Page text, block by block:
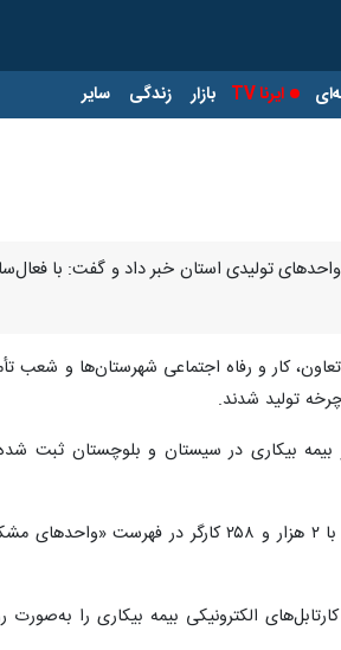
ایرنا TV بازار زندگی سایر
تعاون، کار و رفاه اجتماعی سیستان و بلوچستان از بازگشت ۲۲۰ کارگر به
کار و رفاه اجتماعی شهرستان‌ها و شعب
تولید شدند.
مدیرکل تعاون، کار و رفاه اجتماعی سیستان و بلوچستان همچنین از قرار
الکترونیکی بیمه بیکاری را